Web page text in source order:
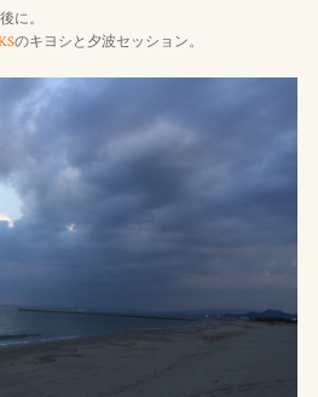
に。
のキヨシと夕波セッション。